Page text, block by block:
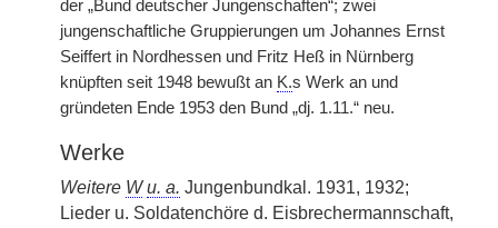
der „Bund deutscher Jungenschaften“; zwei
jungenschaftliche Gruppierungen um Johannes Ernst
Seiffert in Nordhessen und Fritz Heß in Nürnberg
knüpften seit 1948 bewußt an K.s Werk an und
gründeten Ende 1953 den Bund „dj. 1.11.“ neu.
Werke
Weitere W u. a. Jungenbundkal. 1931, 1932;
Lieder u. Soldatenchöre d. Eisbrechermannschaft,